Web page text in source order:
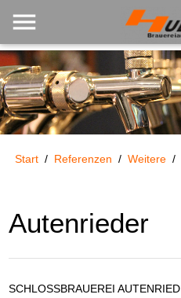
menu
Start / Referenzen / Weitere /
Autenrieder
SCHLOSSBRAUEREI AUTENRIED